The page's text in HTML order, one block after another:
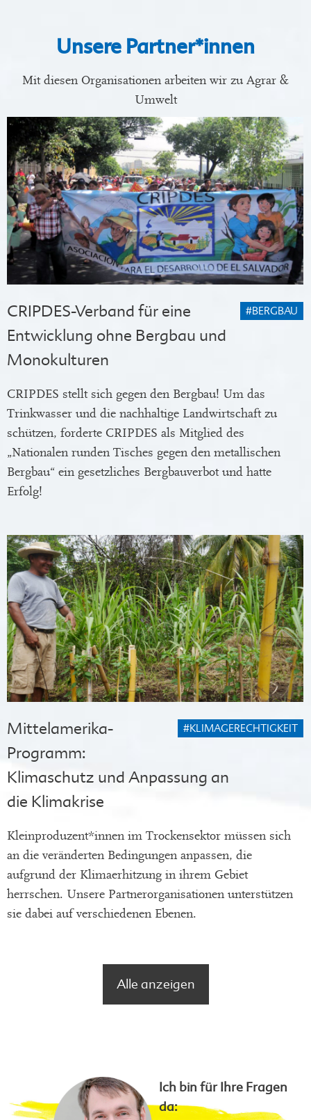
Unsere Partner*innen
Mit diesen Organisationen arbeiten wir zu Agrar &
Umwelt
#BERGBAU
CRIPDES-Verband für eine
Entwicklung ohne Bergbau und
Monokulturen
CRIPDES stellt sich gegen den Bergbau! Um das
Trinkwasser und die nachhaltige Landwirtschaft zu
schützen, forderte CRIPDES als Mitglied des
„Nationalen runden Tisches gegen den metallischen
Bergbau“ ein gesetzliches Bergbauverbot und hatte
Erfolg!
#KLIMAGERECHTIGKEIT
Mittelamerika-
Programm:
Klimaschutz und Anpassung an
die Klimakrise
Kleinproduzent*innen im Trockensektor müssen sich
an die veränderten Bedingungen anpassen, die
aufgrund der Klimaerhitzung in ihrem Gebiet
herrschen. Unsere Partnerorganisationen unterstützen
sie dabei auf verschiedenen Ebenen.
Alle anzeigen
Ich bin für Ihre Fragen
da: